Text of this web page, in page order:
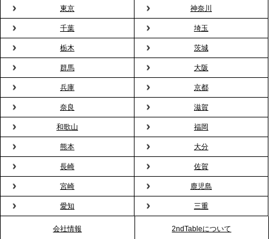
2026.3.5
プレスリリースのご案内｜「室内お花見」の法人利
用が前年比4倍に急増。オフィスに桜が届く福利厚生
2026.2.13
プレスリリースのご案内｜オフィスが「１日限定の
バー」に！福利厚生・社内交流を格上げする《出張
バーテンダー》サービスを開始
2026.1.26
プレスリリースのご案内｜もう「義理チョコ」で悩
まない。職場のバレンタインをケータリングで“福利
厚生”化。採用にも効く新スタイルを提案
東京 神奈川
千葉 埼玉
栃木 茨城
群馬 大阪
兵庫 京都
奈良 滋賀
和歌山 福岡
熊本 大分
長崎 佐賀
宮崎 鹿児島
愛知 三重
会社情報 2ndTableについて